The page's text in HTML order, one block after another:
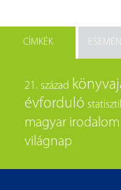
CÍMKÉK
21. század
évforduló
magyar irodalom
világnap